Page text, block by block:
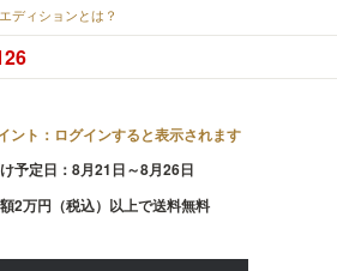
エディションとは？
ント：ログインすると表示されます
予定日：8月21日～8月26日
2万円（税込）以上で送料無料